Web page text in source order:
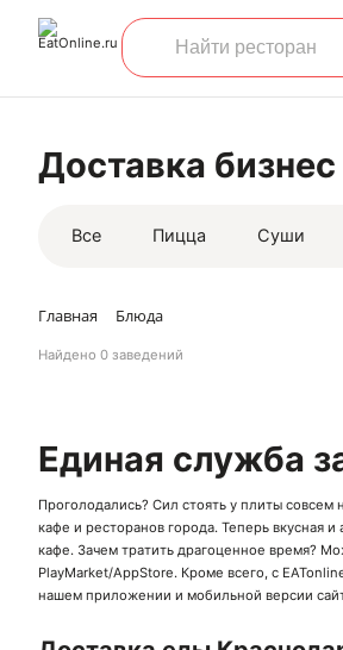
Доставка
Все Пицца Суши
Главная Блюда
Найдено 0 заведений
Единая служба
Проголодались? Сил стоять у плиты
кафе и ресторанов города. Теперь вкусная
кафе. Зачем тратить драгоценное время?
PlayMarket/AppStore. Кроме всего, с
нашем приложении и мобильной версии